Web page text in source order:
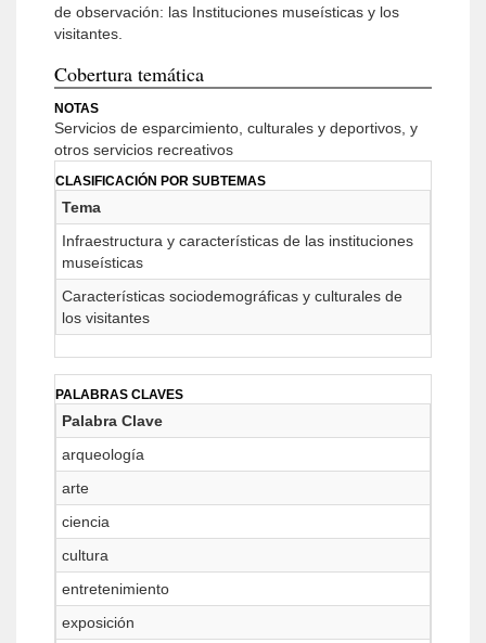
de observación: las Instituciones museísticas y los
visitantes.
Cobertura temática
NOTAS
Servicios de esparcimiento, culturales y deportivos, y
otros servicios recreativos
CLASIFICACIÓN POR SUBTEMAS
Tema
Infraestructura y características de las instituciones
museísticas
Características sociodemográficas y culturales de
los visitantes
PALABRAS CLAVES
Palabra Clave
arqueología
arte
ciencia
cultura
entretenimiento
exposición